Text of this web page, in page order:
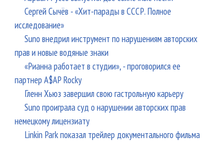
Сергей Сычёв - «Хит-парады в СССР. Полное
исследование»
Suno внедрил инструмент по нарушениям авторских
прав и новые водяные знаки
«Рианна работает в студии», - проговорился ее
партнер A$AP Rocky
Гленн Хьюз завершил свою гастрольную карьеру
Suno проиграла суд о нарушении авторских прав
немецкому лицензиату
Linkin Park показал трейлер документального фильма